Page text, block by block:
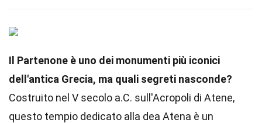
Il Partenone è uno dei monumenti più iconici
dell'antica Grecia, ma quali segreti nasconde?
Costruito nel V secolo a.C. sull'Acropoli di Atene,
questo tempio dedicato alla dea Atena è un